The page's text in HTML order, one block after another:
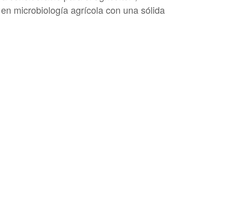
microbiología agrícola con una sólida